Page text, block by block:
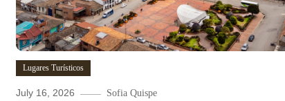
Lugares Turísticos
July 16, 2026 Sofia Quispe